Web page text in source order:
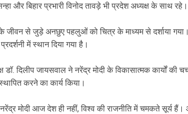
और बिहार प्रभारी विनोद तावड़े भी प्रदेश अध्यक्ष के साथ रहे।
के जीवन से जुड़े अनछुए पहलुओं को चित्र के माध्यम से दर्शाया
में स्थान दिया गया है।
डॉ. दिलीप जायसवाल ने नरेंद्र मोदी के विकासात्मक कार्यों की
करने का कार्य किया।
मोदी आज देश ही नहीं, विश्व की राजनीति में चमकते सूर्य